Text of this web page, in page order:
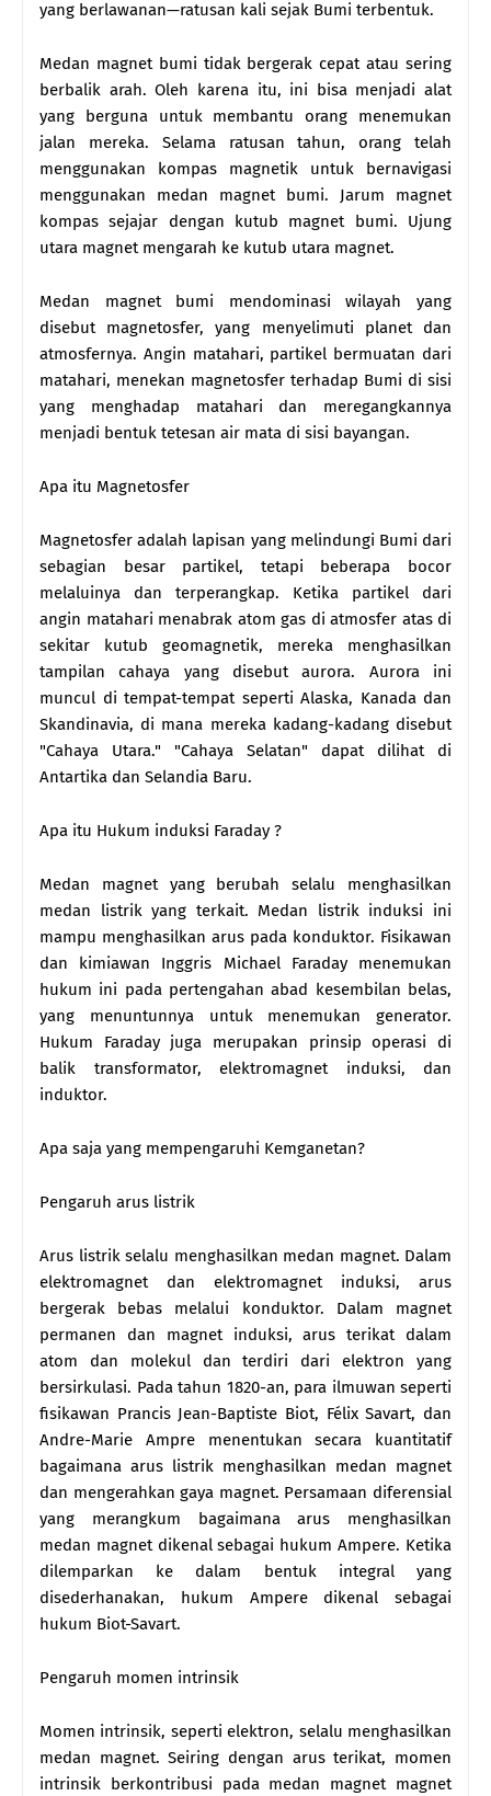
yang berlawanan—ratusan kali sejak Bumi terbentuk.
Medan magnet bumi tidak bergerak cepat atau sering
berbalik arah. Oleh karena itu, ini bisa menjadi alat
yang berguna untuk membantu orang menemukan
jalan mereka. Selama ratusan tahun, orang telah
menggunakan kompas magnetik untuk bernavigasi
menggunakan medan magnet bumi. Jarum magnet
kompas sejajar dengan kutub magnet bumi. Ujung
utara magnet mengarah ke kutub utara magnet.
Medan magnet bumi mendominasi wilayah yang
disebut magnetosfer, yang menyelimuti planet dan
atmosfernya. Angin matahari, partikel bermuatan dari
matahari, menekan magnetosfer terhadap Bumi di sisi
yang menghadap matahari dan meregangkannya
menjadi bentuk tetesan air mata di sisi bayangan.
Apa itu Magnetosfer
Magnetosfer adalah lapisan yang melindungi Bumi dari
sebagian besar partikel, tetapi beberapa bocor
melaluinya dan terperangkap. Ketika partikel dari
angin matahari menabrak atom gas di atmosfer atas di
sekitar kutub geomagnetik, mereka menghasilkan
tampilan cahaya yang disebut aurora. Aurora ini
muncul di tempat-tempat seperti Alaska, Kanada dan
Skandinavia, di mana mereka kadang-kadang disebut
"Cahaya Utara." "Cahaya Selatan" dapat dilihat di
Antartika dan Selandia Baru.
Apa itu Hukum induksi Faraday ?
Medan magnet yang berubah selalu menghasilkan
medan listrik yang terkait. Medan listrik induksi ini
mampu menghasilkan arus pada konduktor. Fisikawan
dan kimiawan Inggris Michael Faraday menemukan
hukum ini pada pertengahan abad kesembilan belas,
yang menuntunnya untuk menemukan generator.
Hukum Faraday juga merupakan prinsip operasi di
balik transformator, elektromagnet induksi, dan
induktor.
Apa saja yang mempengaruhi Kemganetan?
Pengaruh arus listrik
Arus listrik selalu menghasilkan medan magnet. Dalam
elektromagnet dan elektromagnet induksi, arus
bergerak bebas melalui konduktor. Dalam magnet
permanen dan magnet induksi, arus terikat dalam
atom dan molekul dan terdiri dari elektron yang
bersirkulasi. Pada tahun 1820-an, para ilmuwan seperti
fisikawan Prancis Jean-Baptiste Biot, Félix Savart, dan
Andre-Marie Ampre menentukan secara kuantitatif
bagaimana arus listrik menghasilkan medan magnet
dan mengerahkan gaya magnet. Persamaan diferensial
yang merangkum bagaimana arus menghasilkan
medan magnet dikenal sebagai hukum Ampere. Ketika
dilemparkan ke dalam bentuk integral yang
disederhanakan, hukum Ampere dikenal sebagai
hukum Biot-Savart.
Pengaruh momen intrinsik
Momen intrinsik, seperti elektron, selalu menghasilkan
medan magnet. Seiring dengan arus terikat, momen
intrinsik berkontribusi pada medan magnet magnet